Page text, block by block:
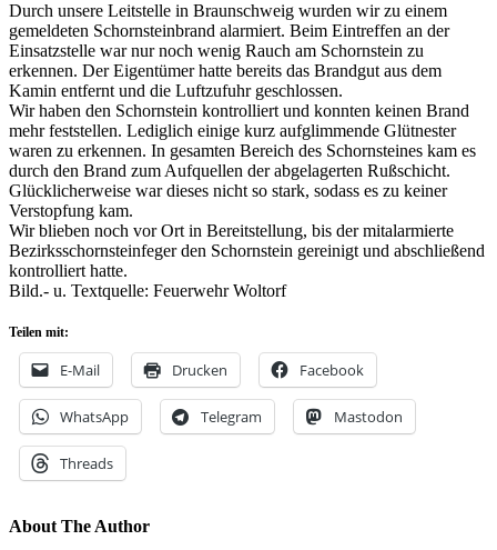
Durch unsere Leitstelle in Braunschweig wurden wir zu einem
gemeldeten Schornsteinbrand alarmiert. Beim Eintreffen an der
Einsatzstelle war nur noch wenig Rauch am Schornstein zu
erkennen. Der Eigentümer hatte bereits das Brandgut aus dem
Kamin entfernt und die Luftzufuhr geschlossen.
Wir haben den Schornstein kontrolliert und konnten keinen Brand
mehr feststellen. Lediglich einige kurz aufglimmende Glütnester
waren zu erkennen. In gesamten Bereich des Schornsteines kam es
durch den Brand zum Aufquellen der abgelagerten Rußschicht.
Glücklicherweise war dieses nicht so stark, sodass es zu keiner
Verstopfung kam.
Wir blieben noch vor Ort in Bereitstellung, bis der mitalarmierte
Bezirksschornsteinfeger den Schornstein gereinigt und abschließend
kontrolliert hatte.
Bild.- u. Textquelle: Feuerwehr Woltorf
Teilen mit:
E-Mail Drucken Facebook
WhatsApp Telegram Mastodon
Threads
About The Author